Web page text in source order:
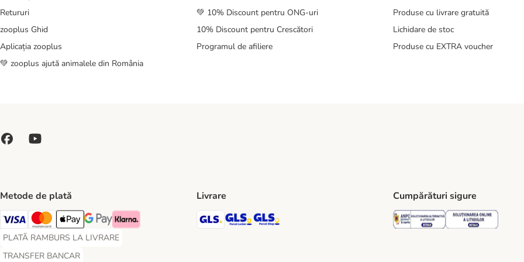
Retururi
zooplus Ghid
Aplicația zooplus
💚 zooplus ajută animalele din România
💚 10% Discount pentru ONG-uri
10% Discount pentru Crescători
Programul de afiliere
Produse cu livrare gratuită
Lichidare de stoc
Produse cu EXTRA voucher
Metode de plată
Visa Payment Method
Master Card Payment Method
Apple Pay Payment Method
Google Pay Payment Method
Klarna Payment Method
PLATĂ RAMBURS LA LIVRARE
PLATĂ RAMBURS LA LIVRARE Payment Method
TRANSFER BANCAR
Livrare
GLS Shipping Method
GLS Locker Shipping Method
GLS Parcel Shop Shipping Method
Cumpărături sigure
Security